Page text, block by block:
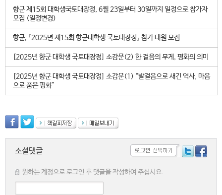
향군 제15회 대학생국토대장정, 6월 23일부터 30일까지 일정으로 참가자
모집 (일정변경)
향군, 『2025년 제15회 향군대학생 국토대장정』 참가 대원 모집
[2025년 향군 대학생 국토대장정] 소감문(2) 한 걸음의 무게, 평화의 의미
[2025년 향군 대학생 국토대장정] 소감문(1) “발걸음으로 새긴 역사, 마음
으로 품은 평화”
소셜댓글
원하는 계정으로 로그인 후 댓글을 작성하여 주십시요.